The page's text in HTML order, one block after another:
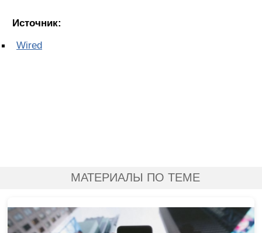
Источник:
Wired
МАТЕРИАЛЫ ПО ТЕМЕ